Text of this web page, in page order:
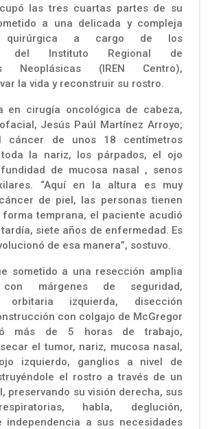
las tres cuartas partes de su
a una delicada y compleja
quirúrgica a cargo de los
del Instituto Regional de
Neoplásicas (IREN Centro),
la vida y reconstruir su rostro.
en cirugía oncológica de cabeza,
Jesús Paúl Martínez Arroyo;
cáncer de unos 18 centímetros
toda la nariz, los párpados, el ojo
de mucosa nasal , senos
“Aquí en la altura es muy
de piel, las personas tienen
temprana, el paciente acudió
siete años de enfermedad. Es
de esa manera”, sostuvo.
sometido a una resección amplia
márgenes de seguridad,
orbitaria izquierda, disección
con colgajo de McGregor
más de 5 horas de trabajo,
el tumor, nariz, mucosa nasal,
izquierdo, ganglios a nivel de
el rostro a través de un
preservando su visión derecha, sus
habla, deglución,
independencia a sus necesidades